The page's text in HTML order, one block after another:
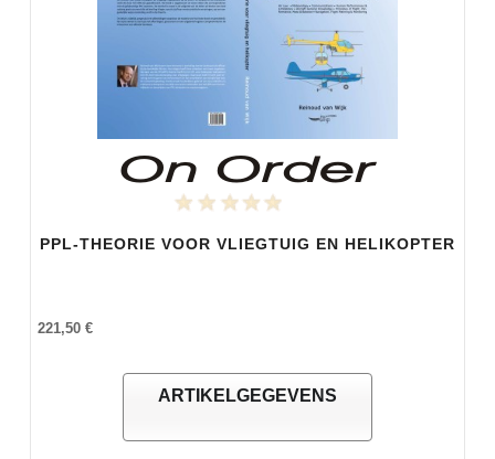
PPL-THEORIE VOOR VLIEGTUIG EN HELIKOPTER
221,50 €
ARTIKELGEGEVENS